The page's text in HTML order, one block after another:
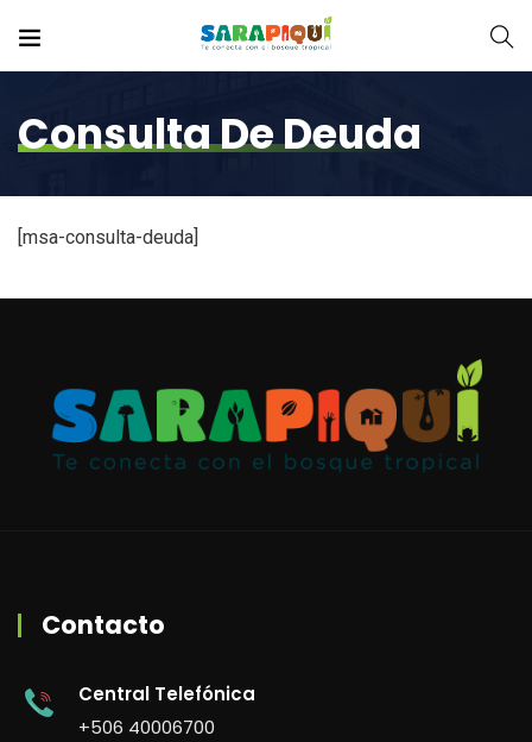
Consulta De Deuda
[msa-consulta-deuda]
Contacto
Central Telefónica
+506 40006700